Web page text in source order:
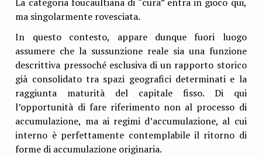
ma singolarmente rovesciata.
In questo contesto, appare dunque fuori luogo
assumere che la sussunzione reale sia una funzione
descrittiva pressoché esclusiva di un rapporto storico
già consolidato tra spazi geografici determinati e la
raggiunta maturità del capitale fisso. Di qui
l’opportunità di fare riferimento non al processo di
accumulazione, ma ai regimi d’accumulazione, al cui
interno è perfettamente contemplabile il ritorno di
forme di accumulazione originaria.